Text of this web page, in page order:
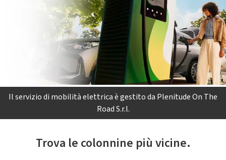
Il servizio di mobilità elettrica è gestito da Plenitude On The
Road S.r.l.
Trova le colonnine più vicine.